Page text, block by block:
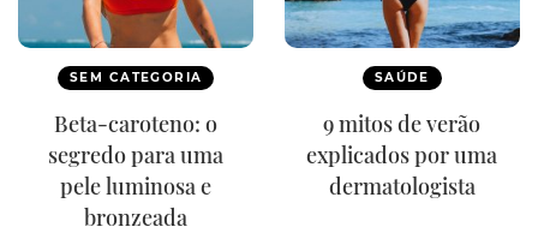
SEM CATEGORIA
Beta-caroteno: o
segredo para uma
pele luminosa e
bronzeada
SAÚDE
9 mitos de verão
explicados por uma
dermatologista